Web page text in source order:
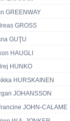
GREENWAY
GROSS
GUŢU
HAUGLI
HUNKO
HURSKAINEN
JOHANSSON
JOHN-CALAME